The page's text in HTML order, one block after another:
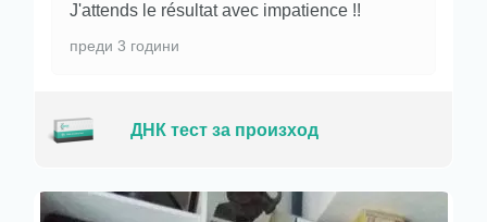
J'attends le résultat avec impatience !!
преди 3 години
ДНК тест за произход